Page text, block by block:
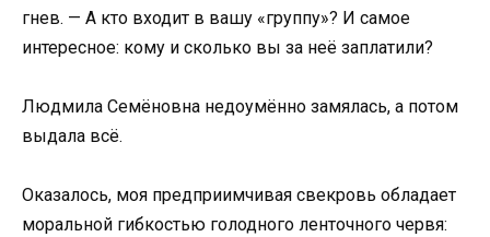
гнев. — А кто входит в вашу «группу»? И самое
интересное: кому и сколько вы за неё заплатили?
Людмила Семёновна недоумённо замялась, а потом
выдала всё.
Оказалось, моя предприимчивая свекровь обладает
моральной гибкостью голодного ленточного червя: